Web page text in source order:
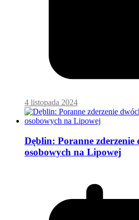
4 listopada 2024
Dęblin: Poranne zderzenie
osobowych na Lipowej